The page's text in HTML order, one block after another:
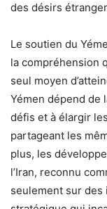
des désirs
Le soutien du
la compréhension
seul moyen
Yémen dépend de
défis et à élargir
partageant les
plus, les
l’Iran, reconnu
seulement sur